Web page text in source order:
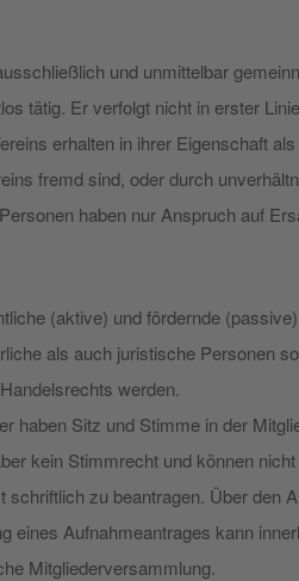
und unmittelbar
tätig. Er verfolgt nicht in erster
erhalten in ihrer Eigenschaft
fremd sind, oder durch
haben nur Anspruch auf
(aktive) und fördernde
als auch juristische Personen
werden.
haben Sitz und Stimme in der
kein Stimmrecht und können
schriftlich zu beantragen. Über den
eines Aufnahmeantrages kann
Mitgliederversammlung.